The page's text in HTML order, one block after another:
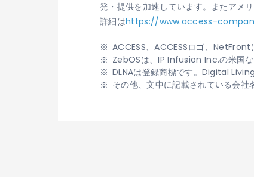
発・提供を加速しています。またアメ
詳細はhttps://www.access-
ACCESS、ACCESSロゴ、NetFront
ZebOSは、IP Infusion Inc.の米国な
DLNAは登録商標です。Digital
その他、文中に記載されている会社